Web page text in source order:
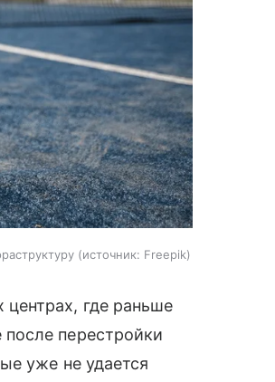
источник: Freepik
где раньше
перестройки
уже не удается